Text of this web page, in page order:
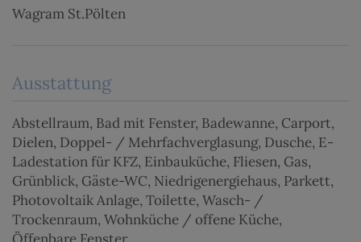
Wagram St.Pölten
Ausstattung
Abstellraum Bad mit Fenster Badewanne Carport
Dielen Doppel- / Mehrfachverglasung Dusche E-
Ladestation für KFZ Einbauküche Fliesen Gas
Grünblick Gäste-WC Niedrigenergiehaus Parkett
Photovoltaik Anlage Toilette Wasch- /
Trockenraum Wohnküche / offene Küche